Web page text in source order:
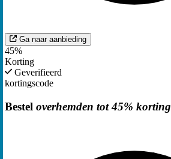
Ga naar aanbieding
45%
Korting
Geverifieerd
kortingscode
Bestel overhemden tot 45% korting